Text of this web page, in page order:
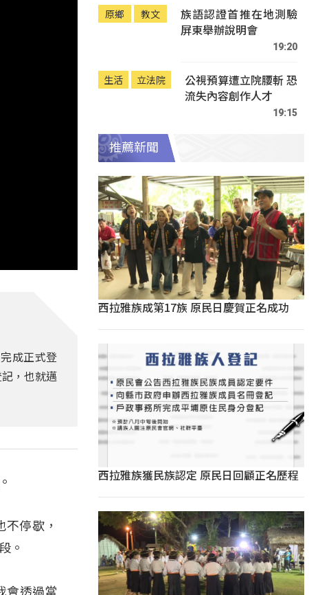
成正式登
，也就邁
停歇，
。
原鄉 教文
族語認證首推在地測驗
屏東舉辦說明會
19:20
生活 立法院
公視預算遭立院腰斬 恐
流失內容創作人才
19:15
推薦新聞
西拉雅族成第17族 原民日慶賀正名成功
西拉雅族獲民族認定 原民日回顧正名歷程